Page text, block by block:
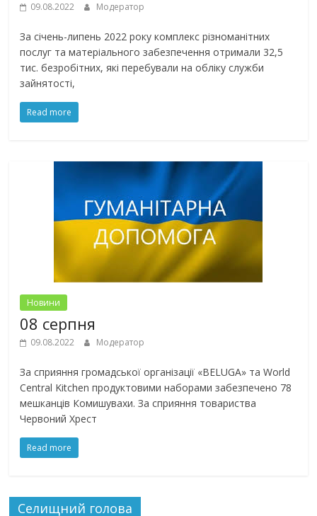
09.08.2022 Модератор
За січень-липень 2022 року комплекс різноманітних
послуг та матеріального забезпечення отримали 32,5
тис. безробітних, які перебували на обліку служби
зайнятості,
Read more
Новини
08 серпня
09.08.2022 Модератор
За сприяння громадської організації «BELUGA» та World
Central Kitchen продуктовими наборами забезпечено 78
мешканців Комишувахи. За сприяння товариства
Червоний Хрест
Read more
Селищний голова